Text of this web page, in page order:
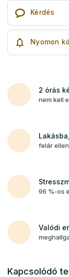
Kérdés
Nyomon
2 órás
nem kell
felár
96 %-os
Valódi
Kapcsolódó